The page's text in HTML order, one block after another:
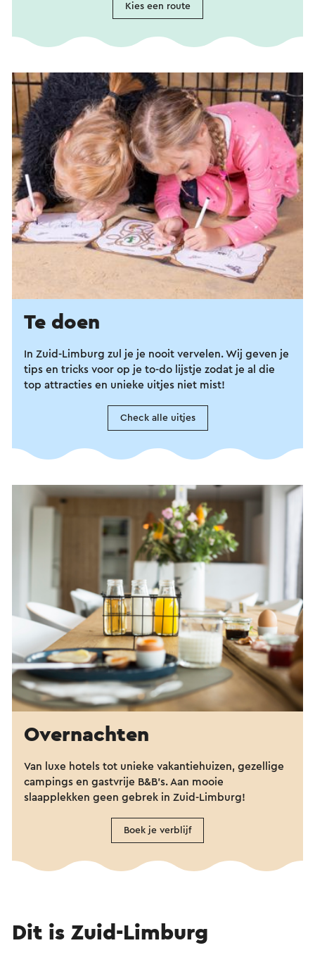
Kies een route
Te doen
In Zuid-Limburg zul je je nooit vervelen. Wij geven je
tips en tricks voor op je to-do lijstje zodat je al die
top attracties en unieke uitjes niet mist!
Check alle uitjes
Overnachten
Van luxe hotels tot unieke vakantiehuizen, gezellige
campings en gastvrije B&B's. Aan mooie
slaapplekken geen gebrek in Zuid-Limburg!
Boek je verblijf
Dit is Zuid-Limburg